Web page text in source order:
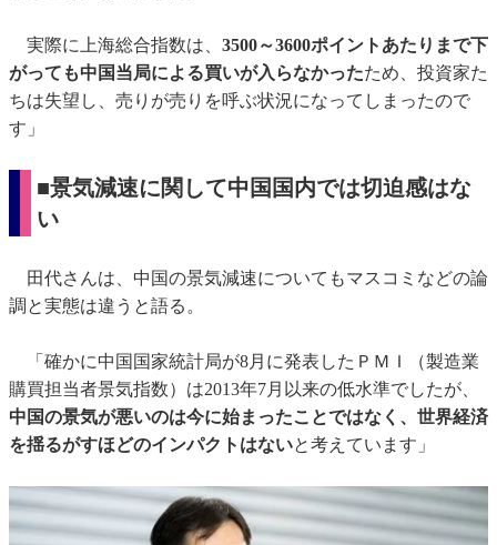
実際に上海総合指数は、 3500～3600ポイントあたりまで下
がっても中国当局による買いが入らなかったため、投資家た
ちは失望し、売りが売りを呼ぶ状況になってしまったので
す」
■景気減速に関して中国国内では切迫感はな
い
田代さんは、中国の景気減速についてもマスコミなどの論
調と実態は違うと語る。
「確かに中国国家統計局が8月に発表したＰＭＩ（製造業
購買担当者景気指数）は2013年7月以来の低水準でしたが、
中国の景気が悪いのは今に始まったことではなく、世界経済
を揺るがすほどのインパクトはないと考えています」